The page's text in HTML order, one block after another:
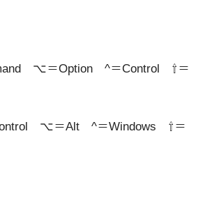
⌥＝Option ^＝Control ⇧＝
⌥＝Alt ^＝Windows ⇧＝